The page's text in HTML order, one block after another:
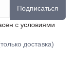
Подписаться
с условиями
доставка)